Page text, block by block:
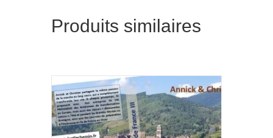
Produits similaires